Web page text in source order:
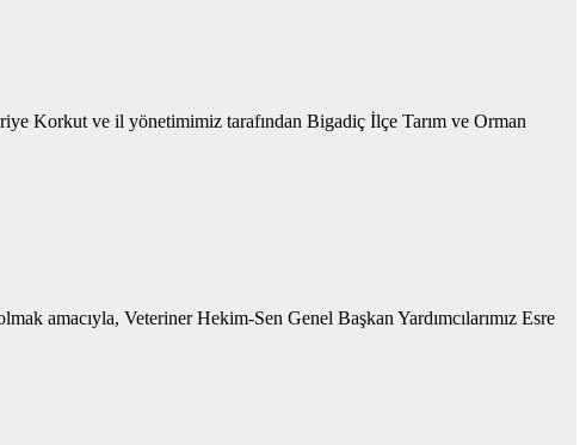
Korkut ve il yönetimimiz tarafından Bigadiç İlçe Tarım ve Orman
amacıyla, Veteriner Hekim-Sen Genel Başkan Yardımcılarımız Esre